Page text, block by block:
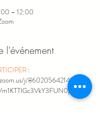
– 12:00
l'événement
:
j/86020564214?